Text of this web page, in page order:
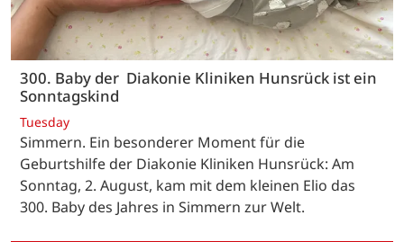
300. Baby der Diakonie Kliniken Hunsrück ist ein
Sonntagskind
Tuesday
Simmern. Ein besonderer Moment für die
Geburtshilfe der Diakonie Kliniken Hunsrück: Am
Sonntag, 2. August, kam mit dem kleinen Elio das
300. Baby des Jahres in Simmern zur Welt.